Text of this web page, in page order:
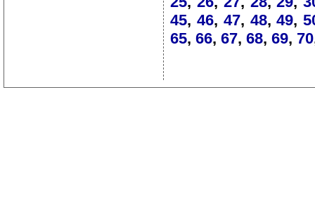
45, 46, 47, 48,49,
65, 66, 67, 68, 69, 70